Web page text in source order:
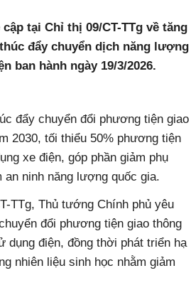
tại Chỉ thị 09/CT-TTg về tăng
đẩy chuyển dịch năng lượng
ban hành ngày 19/3/2026.
đẩy chuyển đổi phương tiện giao
2030, tối thiểu 50% phương tiện
xe điện, góp phần giảm phụ
an ninh năng lượng quốc gia.
TTg, Thủ tướng Chính phủ yêu
đổi phương tiện giao thông
dụng điện, đồng thời phát triển hạ
nhiên liệu sinh học nhằm giảm